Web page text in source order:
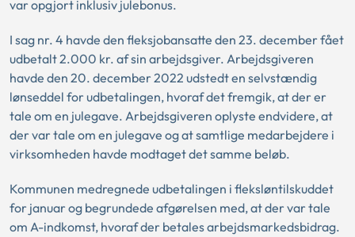
var opgjort inklusiv julebonus.
I sag nr. 4 havde den fleksjobansatte den 23. december fået
udbetalt 2.000 kr. af sin arbejdsgiver. Arbejdsgiveren
havde den 20. december 2022 udstedt en selvstændig
lønseddel for udbetalingen, hvoraf det fremgik, at der er
tale om en julegave. Arbejdsgiveren oplyste endvidere, at
der var tale om en julegave og at samtlige medarbejdere i
virksomheden havde modtaget det samme beløb.
Kommunen medregnede udbetalingen i fleksløntilskuddet
for januar og begrundede afgørelsen med, at der var tale
om A-indkomst, hvoraf der betales arbejdsmarkedsbidrag.